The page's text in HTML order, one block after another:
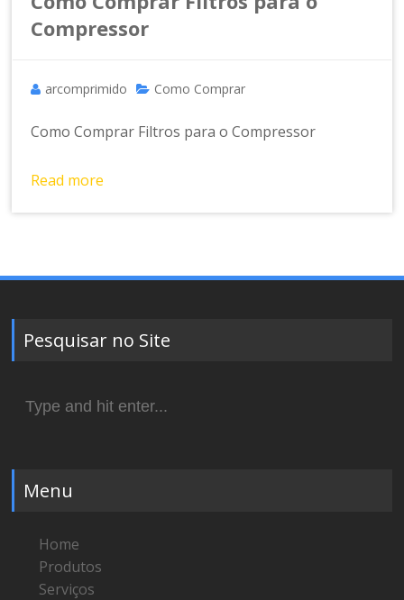
m
e
t
d
A
r
C
p
id
Compressor
arcomprimido Como Comprar
Como Comprar Filtros para o Compressor
Read more
Pesquisar no Site
for:
Menu
Home
Produtos
Serviços